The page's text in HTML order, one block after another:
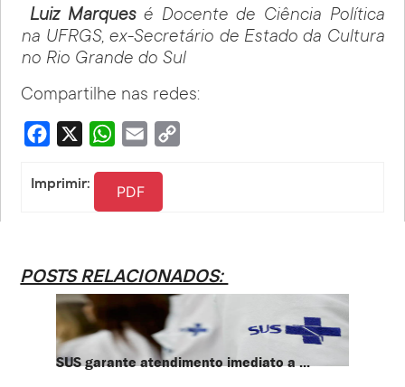
Luiz Marques é Docente de Ciência Política
na UFRGS, ex-Secretário de Estado da Cultura
no Rio Grande do Sul
Compartilhe nas redes:
Facebook WhatsApp
Email
Imprimir: PDF
POSTS RELACIONADOS:
SUS garante atendimento imediato a ...